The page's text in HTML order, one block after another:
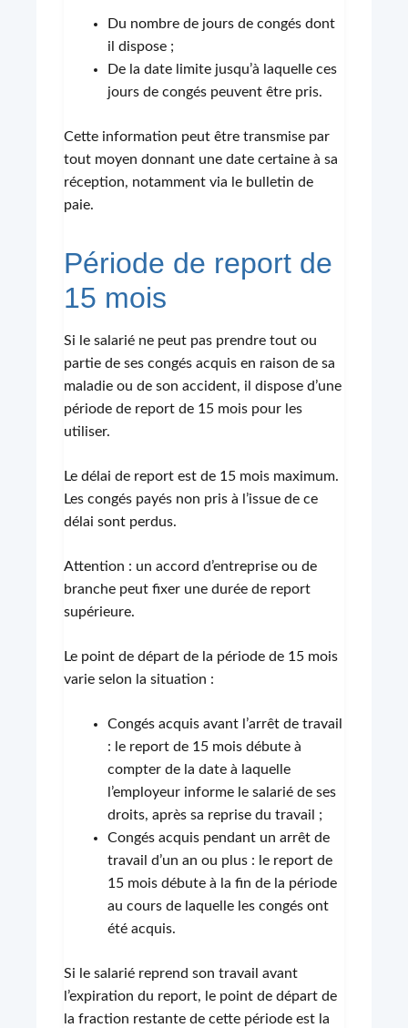
Du nombre de jours de congés dont
il dispose ;
De la date limite jusqu’à laquelle ces
jours de congés peuvent être pris.
Cette information peut être transmise par
tout moyen donnant une date certaine à sa
réception, notamment via le bulletin de
paie.
Période de report de
15 mois
Si le salarié ne peut pas prendre tout ou
partie de ses congés acquis en raison de sa
maladie ou de son accident, il dispose d’une
période de report de 15 mois pour les
utiliser.
Le délai de report est de 15 mois maximum.
Les congés payés non pris à l’issue de ce
délai sont perdus.
Attention : un accord d’entreprise ou de
branche peut fixer une durée de report
supérieure.
Le point de départ de la période de 15 mois
varie selon la situation :
Congés acquis avant l’arrêt de travail
: le report de 15 mois débute à
compter de la date à laquelle
l’employeur informe le salarié de ses
droits, après sa reprise du travail ;
Congés acquis pendant un arrêt de
travail d’un an ou plus : le report de
15 mois débute à la fin de la période
au cours de laquelle les congés ont
été acquis.
Si le salarié reprend son travail avant
l’expiration du report, le point de départ de
la fraction restante de cette période est la